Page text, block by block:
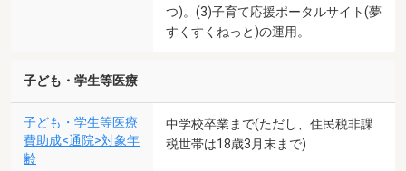
つ)。(3)子育て応援ポータルサイト(夢
すくすくねっと)の運用。
子ども・学生等医療
子ども・学生等医療
費助成<通院>対象年
齢
中学校卒業まで(ただし、住民税非課
税世帯は18歳3月末まで)